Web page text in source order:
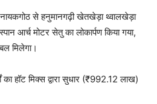
नायकगोठ से हनुमानगढ़ी खेतखेड़ा थ्वालखेड़ा
आर्च मोटर सेतु का लोकार्पण किया गया,
मिलेगा।
हॉट मिक्स द्वारा सुधार (₹992.12 लाख)